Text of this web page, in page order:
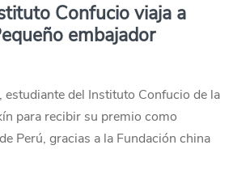
Confucio viaja a
embajador
estudiante del Instituto Confucio de la
para recibir su premio como
Perú, gracias a la Fundación china